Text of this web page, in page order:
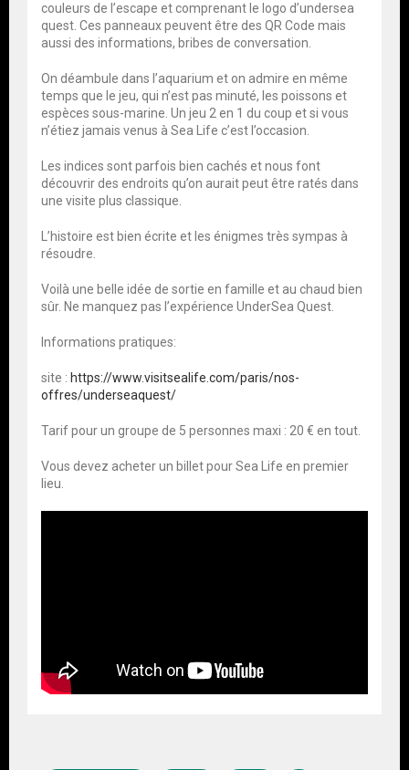
couleurs de l’escape et comprenant le logo d’undersea
quest. Ces panneaux peuvent être des QR Code mais
aussi des informations, bribes de conversation.
On déambule dans l’aquarium et on admire en même
temps que le jeu, qui n’est pas minuté, les poissons et
espèces sous-marine. Un jeu 2 en 1 du coup et si vous
n’étiez jamais venus à Sea Life c’est l’occasion.
Les indices sont parfois bien cachés et nous font
découvrir des endroits qu’on aurait peut être ratés dans
une visite plus classique.
L’histoire est bien écrite et les énigmes très sympas à
résoudre.
Voilà une belle idée de sortie en famille et au chaud bien
sûr. Ne manquez pas l’expérience UnderSea Quest.
Informations pratiques:
site : https://www.visitsealife.com/paris/nos-
offres/underseaquest/
Tarif pour un groupe de 5 personnes maxi : 20 € en tout.
Vous devez acheter un billet pour Sea Life en premier
lieu.